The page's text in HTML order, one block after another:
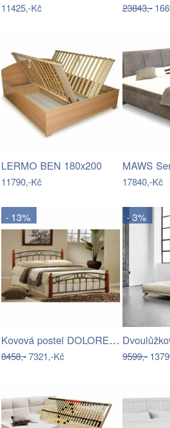
11425,-Kč 23843,-
LERMO BEN 180x200
11790,-Kč 17840,-Kč
- 13%
Kovová postel DOLORES - TK
8458,-7321,-Kč
- 3%
9599,-